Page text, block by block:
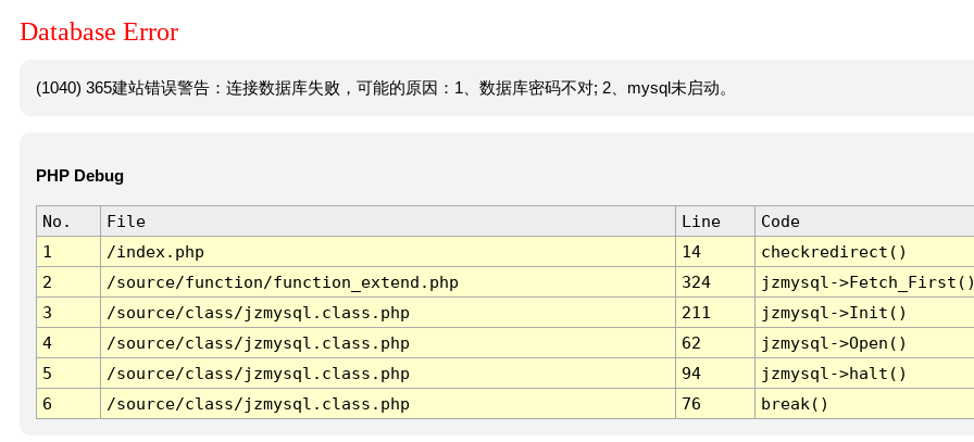
Database Error
(1040) 365建站错误警告：连接数据库失败，可能的原因：1、数据库密码不对; 2、mysql未启动。
PHP Debug
No. File Line
Code
1
/index.php 14
checkredirect()
2
/source/function/function_extend.php 324
jzmysql-
3
/source/class/jzmysql.class.php 211
jzmysql->Init()
4
/source/class/jzmysql.class.php 62
jzmysql->Open()
5
/source/class/jzmysql.class.php 94
jzmysql->halt()
6
/source/class/jzmysql.class.php 76 break()